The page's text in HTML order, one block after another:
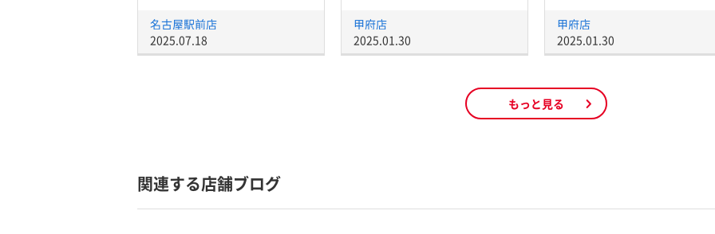
名古屋駅前店
2025.07.18
甲府店
2025.01.30
甲府店
2025.01.30
もっと見る
関連する店舗ブログ